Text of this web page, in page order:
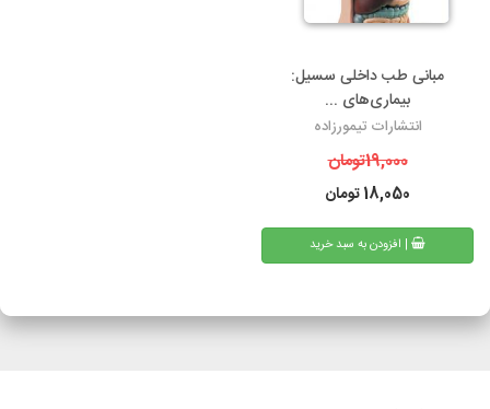
مبانی طب داخلی سسیل:
بیماری‌های ...
انتشارات تیمورزاده
19,000تومان
18,050تومان
| افزودن به سبد خرید